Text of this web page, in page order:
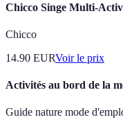
Chicco Singe Multi-
Chicco
14.90 EURVoir le prix
Activités au bord de la
Guide nature mode